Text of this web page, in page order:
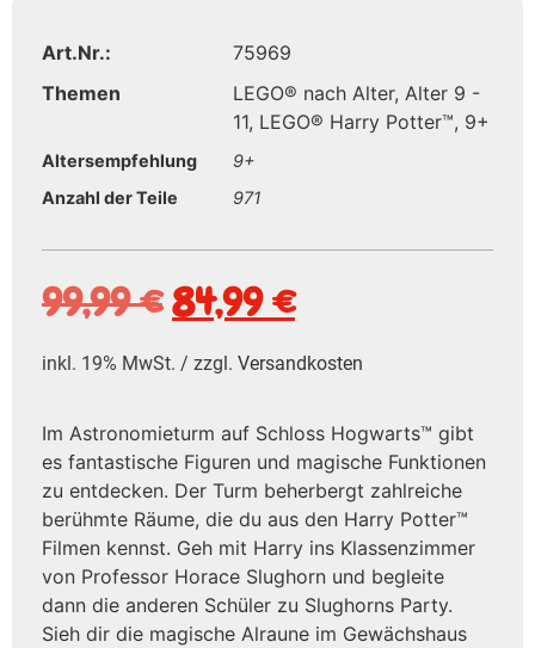
Art.Nr.:
75969
Themen
LEGO® nach Alter, Alter 9 -
11, LEGO® Harry Potter™, 9+
Altersempfehlung
9+
Anzahl der Teile
971
99,99€84,99€
inkl. 19% MwSt. / zzgl. Versandkosten
Im Astronomieturm auf Schloss Hogwarts™ gibt
es fantastische Figuren und magische Funktionen
zu entdecken. Der Turm beherbergt zahlreiche
berühmte Räume, die du aus den Harry Potter™
Filmen kennst. Geh mit Harry ins Klassenzimmer
von Professor Horace Slughorn und begleite
dann die anderen Schüler zu Slughorns Party.
Sieh dir die magische Alraune im Gewächshaus